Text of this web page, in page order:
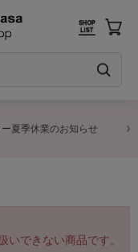
夏季休業のお知らせ
いできない商品です。